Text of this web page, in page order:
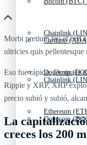
Chainlink
Dogecoin
Ethereum
Cardano
Chainlink
Dogecoin
Morbi pretium leo et nisl
ultricies quis
Eso fue rápido. Después
Ripple y XRP, XRP
precio subió y subió,
La
creces los 200